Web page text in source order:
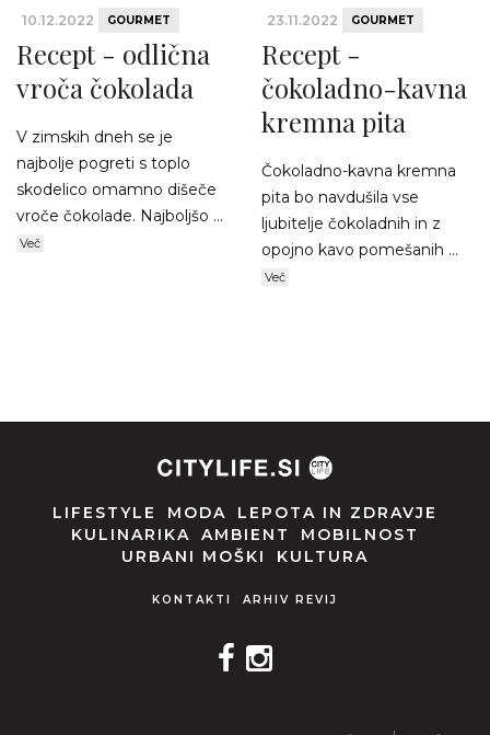
10.12.2022 GOURMET
Recept - odlična
vroča čokolada
V zimskih dneh se je
najbolje pogreti s toplo
skodelico omamno dišeče
vroče čokolade. Najboljšo ...
Več
23.11.2022 GOURMET
Recept -
čokoladno-kavna
kremna pita
Čokoladno-kavna kremna
pita bo navdušila vse
ljubitelje čokoladnih in z
opojno kavo pomešanih ...
Več
LIFESTYLE MODA
LEPOTA IN ZDRAVJE
KULINARIKA
AMBIENT
MOBILNOST
URBANI MOŠKI
KULTURA
KONTAKTI ARHIV REVIJ